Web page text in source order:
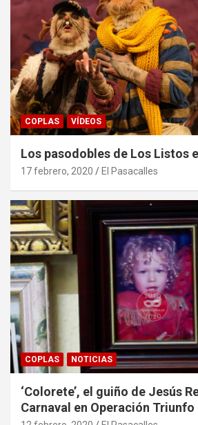
COPLAS VÍDEOS
Los pasodobles de Los Listos
17 febrero, 2020 El Pasacalles
COPLAS NOTICIAS
‘Colorete’, el guiño de Jesús
Carnaval en Operación Triunfo